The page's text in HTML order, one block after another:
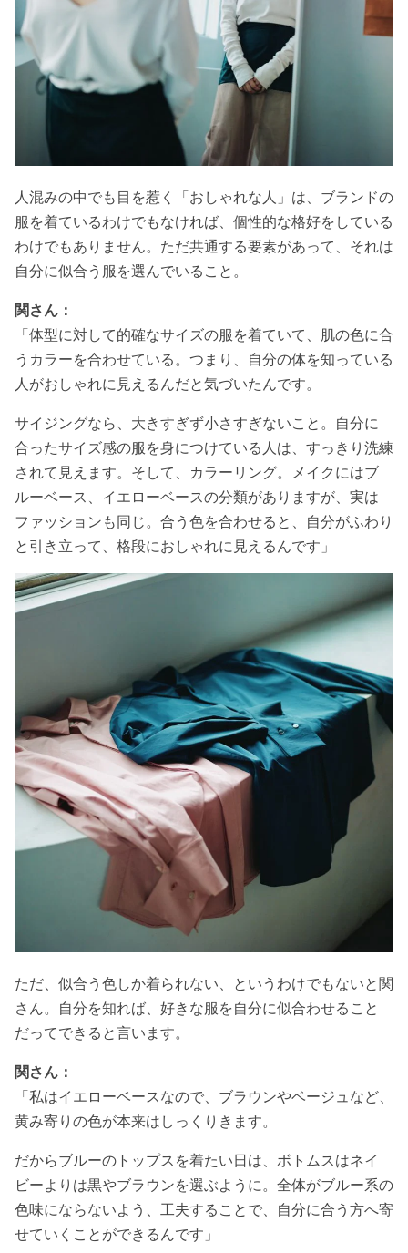
人混みの中でも目を惹く「おしゃれな人」は、ブランドの
服を着ているわけでもなければ、個性的な格好をしている
わけでもありません。ただ共通する要素があって、それは
自分に似合う服を選んでいること。
関さん：
「体型に対して的確なサイズの服を着ていて、肌の色に合
うカラーを合わせている。つまり、自分の体を知っている
人がおしゃれに見えるんだと気づいたんです。
サイジングなら、大きすぎず小さすぎないこと。自分に
合ったサイズ感の服を身につけている人は、すっきり洗練
されて見えます。そして、カラーリング。メイクにはブ
ルーベース、イエローベースの分類がありますが、実は
ファッションも同じ。合う色を合わせると、自分がふわり
と引き立って、格段におしゃれに見えるんです」
ただ、似合う色しか着られない、というわけでもないと関
さん。自分を知れば、好きな服を自分に似合わせること
だってできると言います。
関さん：
「私はイエローベースなので、ブラウンやベージュなど、
黄み寄りの色が本来はしっくりきます。
だからブルーのトップスを着たい日は、ボトムスはネイ
ビーよりは黒やブラウンを選ぶように。全体がブルー系の
色味にならないよう、工夫することで、自分に合う方へ寄
せていくことができるんです」